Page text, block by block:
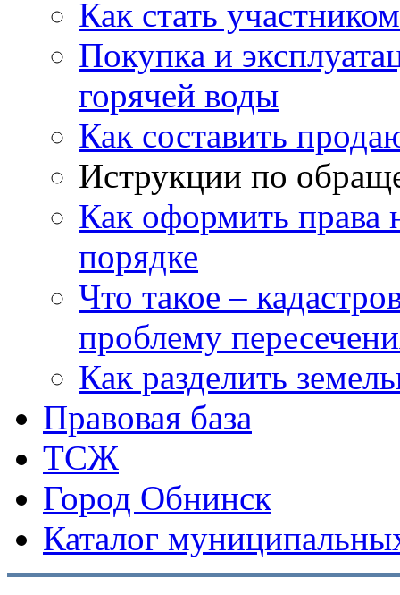
Как стать
Покупка и
горячей воды
Как составить
Иструкции по
Как оформить
порядке
Что такое –
проблему
Как разделить
Правовая база
ТСЖ
Город Обнинск
Каталог